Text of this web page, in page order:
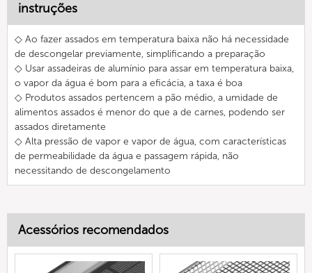
instruções
◇ Ao fazer assados em temperatura baixa não há necessidade
de descongelar previamente, simplificando a preparação
◇ Usar assadeiras de alumínio para assar em temperatura baixa,
o vapor da água é bom para a eficácia, a taxa é boa
◇ Produtos assados pertencem a pão médio, a umidade de
alimentos assados é menor do que a de carnes, podendo ser
assados diretamente
◇ Alta pressão de vapor e vapor de água, com características
de permeabilidade da água e passagem rápida, não
necessitando de descongelamento
Acessórios recomendados